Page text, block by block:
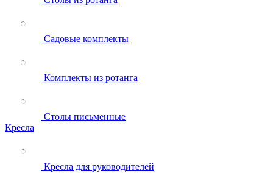
Садовые комплекты
Комплекты из ротанга
Столы письменные
Кресла
Кресла для руководителей